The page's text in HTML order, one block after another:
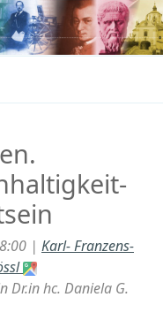
| Karl- Franzens-
Dr.in hc. Daniela G.